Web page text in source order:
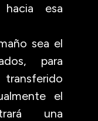
esa
sea el
para
el
una